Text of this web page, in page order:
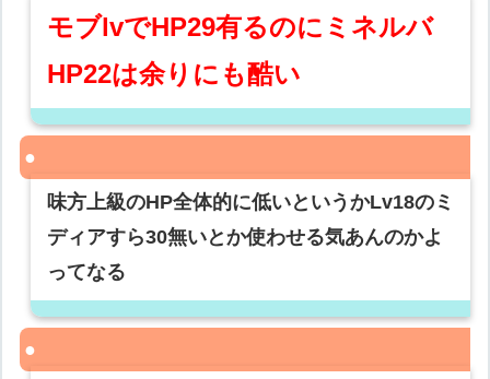
モブlvでHP29有るのにミネルバ
HP22は余りにも酷い
味方上級のHP全体的に低いというかLv18のミ
ディアすら30無いとか使わせる気あんのかよ
ってなる